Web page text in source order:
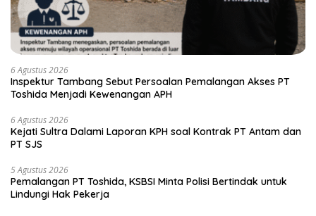
6 Agustus 2026
Inspektur Tambang Sebut Persoalan Pemalangan Akses PT
Toshida Menjadi Kewenangan APH
6 Agustus 2026
Kejati Sultra Dalami Laporan KPH soal Kontrak PT Antam dan
PT SJS
5 Agustus 2026
Pemalangan PT Toshida, KSBSI Minta Polisi Bertindak untuk
Lindungi Hak Pekerja